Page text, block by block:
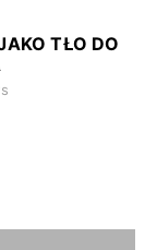
TŁO DO